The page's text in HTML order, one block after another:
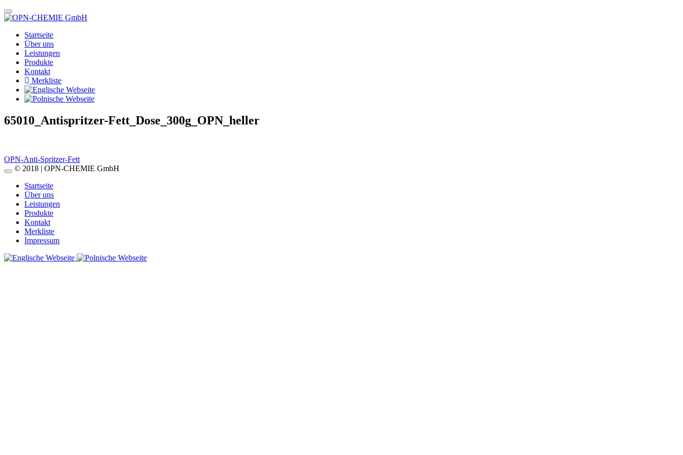
Startseite
Über uns
Leistungen
Produkte
Kontakt
Merkliste
65010_Antispritzer-Fett_Dose_300g_OPN_heller
Beitragsnavigation
OPN-Anti-Spritzer-Fett
© 2018 | OPN-CHEMIE GmbH
Startseite
Über uns
Leistungen
Produkte
Kontakt
Merkliste
Impressum